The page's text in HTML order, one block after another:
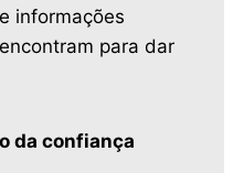
informações
para dar
da confiança